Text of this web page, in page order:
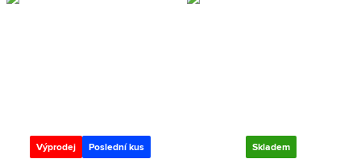
Výprodej Poslední kus Skladem